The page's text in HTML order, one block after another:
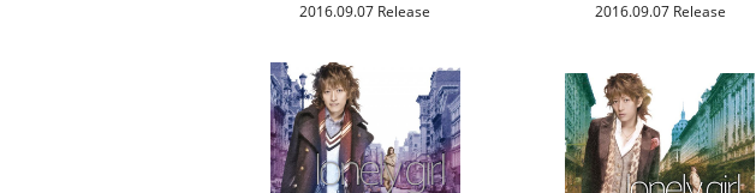
2016.09.07 Release 2016.09.07 Release